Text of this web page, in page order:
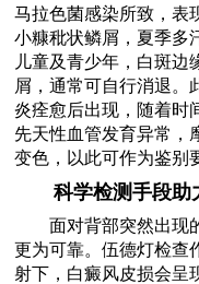
马拉色菌感染所致，表
小糠秕状鳞屑，夏季多
儿童及青少年，白斑边
屑，通常可自行消退。
炎痊愈后出现，随着时
先天性血管发育异常，
变色，以此可作为鉴别
科学检测手段助
面对背部突然出现
更为可靠。伍德灯检查
射下，白癜风皮损会呈